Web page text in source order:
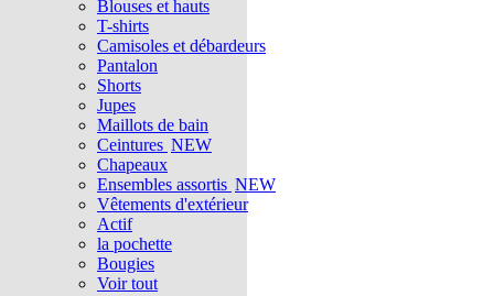
Blouses et hauts
T-shirts
Camisoles et débardeurs
Pantalon
Shorts
Jupes
Maillots de bain
Ceintures NEW
Chapeaux
Ensembles assortis NEW
Vêtements d'extérieur
Actif
la pochette
Bougies
Voir tout